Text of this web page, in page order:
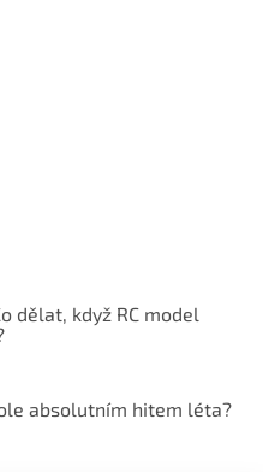
dělat, když RC model
absolutním hitem léta?